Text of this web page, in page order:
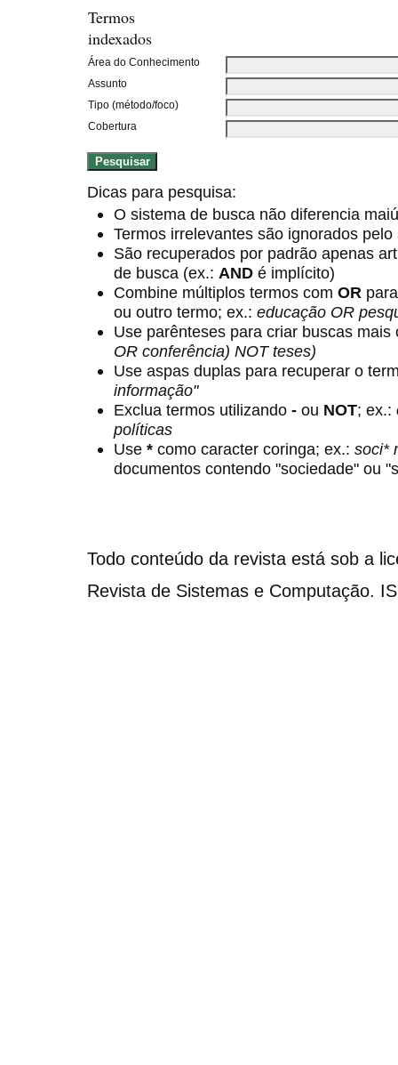
Termos
indexados
Área do Conhecimento
Assunto
Tipo (método/foco)
Cobertura
Dicas para pesquisa:
O sistema de busca não diferencia
Termos irrelevantes são ignorados
São recuperados por padrão apenas
de busca (ex.: AND é implícito)
Combine múltiplos termos com OR
ou outro termo; ex.: educação OR
Use parênteses para criar buscas
OR conferência) NOT teses)
Use aspas duplas para recuperar o
informação"
Exclua termos utilizando - ou NOT; ex.:
políticas
Use * como caracter coringa; ex.: soci*
documentos contendo "sociedade" ou
Todo conteúdo da revista está sob a
Revista de Sistemas e Computação.